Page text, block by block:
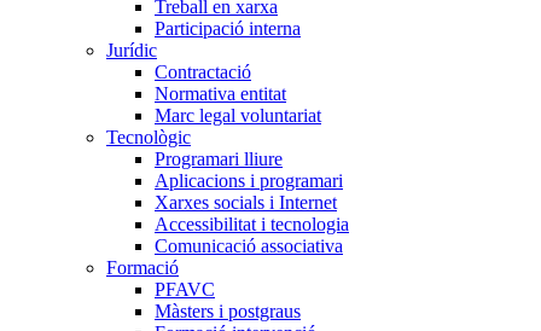
Treball en xarxa
Participació interna
Jurídic
Contractació
Normativa entitat
Marc legal voluntariat
Tecnològic
Programari lliure
Aplicacions i programari
Xarxes socials i Internet
Accessibilitat i tecnologia
Comunicació associativa
Formació
PFAVC
Màsters i postgraus